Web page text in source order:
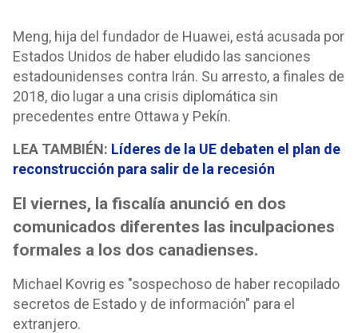
Meng, hija del fundador de Huawei, está acusada por
Estados Unidos de haber eludido las sanciones
estadounidenses contra Irán. Su arresto, a finales de
2018, dio lugar a una crisis diplomática sin
precedentes entre Ottawa y Pekín.
LEA TAMBIÉN: Líderes de la UE debaten el plan de
reconstrucción para salir de la recesión
El viernes, la fiscalía anunció en dos
comunicados diferentes las inculpaciones
formales a los dos canadienses.
Michael Kovrig es "sospechoso de haber recopilado
secretos de Estado y de información" para el
extranjero.